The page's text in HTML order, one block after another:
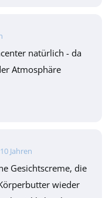
natürlich - da
Atmosphäre
Jahren
Gesichtscreme, die
wieder